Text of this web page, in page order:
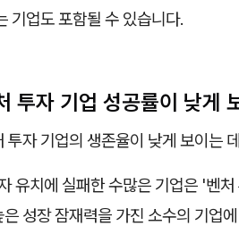
기업도 포함될 수 있습니다.
투자 기업 성공률이 낮게
투자 기업의 생존율이 낮게 보이는
유치에 실패한 수많은 기업은 '벤
성장 잠재력을 가진 소수의 기업